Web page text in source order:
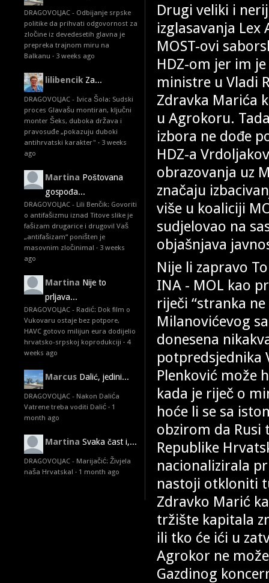
DRAGOVOLJAC - Odbijanje srpske
politike da prihvati odgovornost za
zločine iz devedesetih glavna je
prepreka trajnom miru na
Balkanu · 3 weeks ago
lilibencik Za...
DRAGOVOLJAC - Ivica Šola: Sudski
proces Glavašu montiran, ključni
monter Šeks, duboka država i
pravosuđe „pokazuju duboki
antihrvatski karakter" · 3 weeks
ago
Martina Poštovana
gospođa...
DRAGOVOLJAC - Lili Benčik: Govoriti
o antifašizmu iznad Titove slike je
fašizam drugarice i drugovi! Vaš
„antifašizam“ poništen je
masovnim zločinima! · 3 weeks
ago
Martina Nije to
prljava...
DRAGOVOLJAC - Radić: Dok film o
Vukovaru ostaje bez potpore,
HAVC gotovo milijun eura dodijelio
hrvatsko-srpskoj koprodukciji · 4
weeks ago
Marcus Dalić, jedini...
DRAGOVOLJAC - Nakon Dalića
Vatrene treba voditi Dalić · 1
month ago
Martina Svaka čast i,...
DRAGOVOLJAC - Marijačić: Živjela
naša Hrvatska! · 1 month ago
Drugi veliki i
izglasavanja
MOST-ovi
HDZ-om jer im
ministre u Vladi
Zdravka Marića
u Agrokoru.
izbora ne dođe
HDZ-a
obrazovanja uz
značaju
više u koaliciji
sudjelovao na
objašnjava
Nije li zapravo
INA - MOL kao
riječi “stranka
Milanovićevog
donesena
potpredsjednika
Plenković može
kada je riječ o
hoće li se sa
obzirom da Rusi
Republike
nacionalizirala
nastoji otkloniti
Zdravko Marić
tržište kapitala
ili tko će ići u
Agrokor ne
Gazdinog